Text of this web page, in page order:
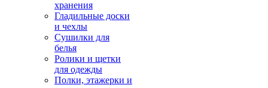
хранения
Гладильные доски
и чехлы
Сушилки для
белья
Ролики и щетки
для одежды
Полки, этажерки и